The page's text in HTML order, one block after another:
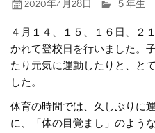
2020年4月28日 ５年生
４月１４、１５、１６日、２
かれて登校日を行いました。
たり元気に運動したりと、と
した。
体育の時間では、久しぶりに
に、「体の目覚まし」のよう